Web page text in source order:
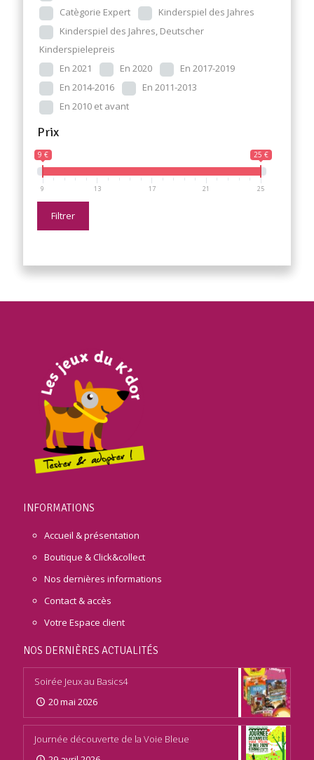
Catègorie Expert
Kinderspiel des Jahres
Kinderspiel des Jahres, Deutscher
Kinderspielepreis
En 2021
En 2020
En 2017-2019
En 2014-2016
En 2011-2013
En 2010 et avant
Prix
9 € 25 €
9 13 17 21 25
Filtrer
INFORMATIONS
Accueil & présentation
Boutique & Click&collect
Nos dernières informations
Contact & accès
Votre Espace client
NOS DERNIÈRES ACTUALITÉS
Soirée Jeux au Basics4
20 mai 2026
Journée découverte de la Voie Bleue